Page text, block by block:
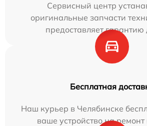
Сервисный центр
оригинальные запчасти
предоставляет гарантию
Бесплатная
Наш курьер в Челябинске
ваше устройство на ремонт